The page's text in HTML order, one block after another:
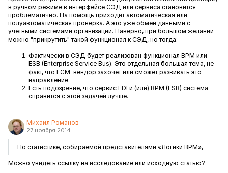
в ручном режиме в интерфейсе СЭД или сервиса становится
проблематично. На помощь приходит автоматическая или
полуавтоматическая проверка. А это уже обмен данными с
учетными системами организации. Наверно, при большом желании
можно "прикрутить" такой функционал к СЭД, но тогда:
Фактически в СЭД будет реализован функционал BPM или
ESB (Enterprise Service Bus). Это отдельная большая тема, не
факт, что ECM-вендор захочет или сможет развивать это
направление.
Есть подозрение, что сервис EDI и (или) BPM (ESB) система
справится с этой задачей лучше.
Михаил Романов
27 ноября 2014
По статистике, собираемой представителями «Логики BPM»,
Можно увидеть ссылку на исследование или исходную статью?